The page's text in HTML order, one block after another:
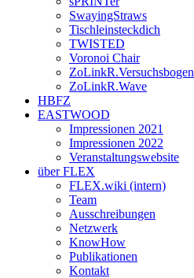
SwayingStraws
Tischleinsteckdich
TWISTED
Voronoi Chair
ZoLinkR.Versuchsbogen
ZoLinkR.Wave
HBFZ
EASTWOOD
Impressionen 2021
Impressionen 2022
Veranstaltungswebsite
über FLEX
FLEX.wiki (intern)
Team
Ausschreibungen
Netzwerk
KnowHow
Publikationen
Kontakt